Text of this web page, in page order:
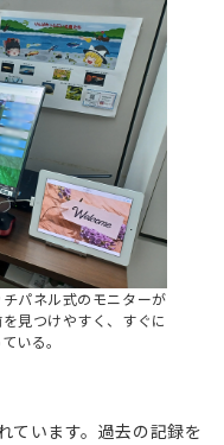
パネル式のモニターが
見つけやすく、すぐに
いる。
ています。過去の記録を